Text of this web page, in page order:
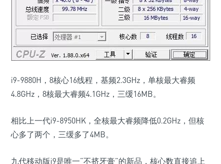
i9-9880H，8核心16线程，基频2.3GHz，单核最大睿频
4.8GHz，8核最大睿频4.1GHz，三缓16MB。
相比上一代i9-8950HK，全核最大睿频降低0.2GHz，但核
心多了两个，三缓多了4MB。
九代移动版i9是唯一“不挤牙膏”的新品，核心数直接追上